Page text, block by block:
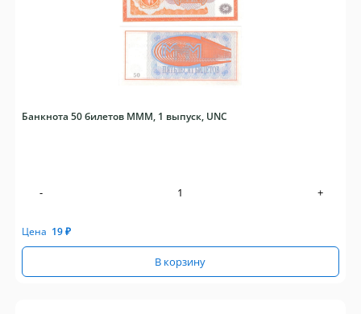
Банкнота 50 билетов МММ, 1 выпуск, UNC
- +
Цена 19₽
В корзину